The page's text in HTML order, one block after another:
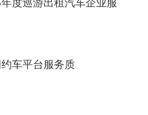
度巡游出租汽车企业服
车平台服务质